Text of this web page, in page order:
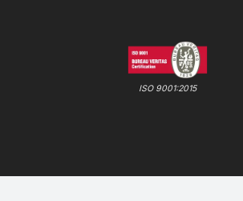
ISO 9001:2015